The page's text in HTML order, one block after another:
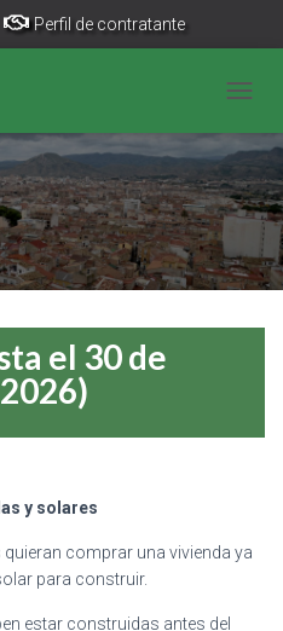
Perfil de contratante
denuncias
el 30 de
y solares
quieran comprar una vivienda ya
para construir.
estar construidas antes del